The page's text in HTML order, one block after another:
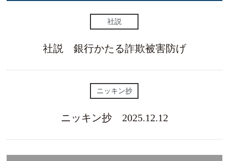
社説
社説 銀行かたる詐欺被害防げ
ニッキン抄
ニッキン抄 2025.12.12